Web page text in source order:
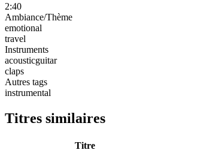
2:40
Ambiance/Thème
emotional
travel
Instruments
acousticguitar
claps
Autres tags
instrumental
Titres similaires
Titre